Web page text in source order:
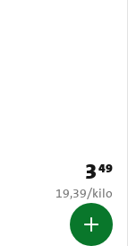
Prijs:
349
€ 19,39 per
19,39/kilo